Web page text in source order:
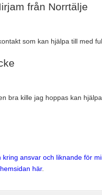
från Norrtälje
som kan hjälpa till med
bra kille jag hoppas kan hjälpa
kring ansvar och liknande för
här.